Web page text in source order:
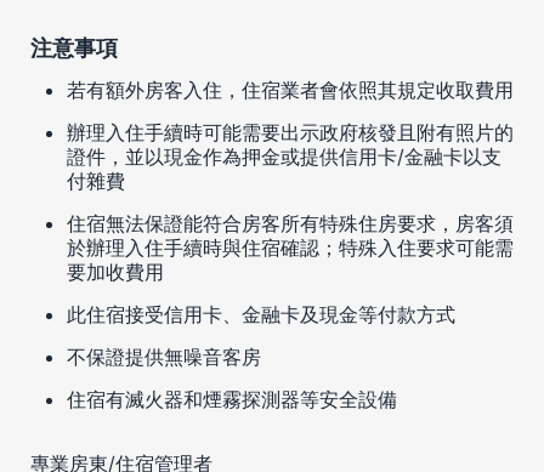
注意事項
若有額外房客入住，住宿業者會依照其規定收取費用
辦理入住手續時可能需要出示政府核發且附有照片的
證件，並以現金作為押金或提供信用卡/金融卡以支
付雜費
住宿無法保證能符合房客所有特殊住房要求，房客須
於辦理入住手續時與住宿確認；特殊入住要求可能需
要加收費用
此住宿接受信用卡、金融卡及現金等付款方式
不保證提供無噪音客房
住宿有滅火器和煙霧探測器等安全設備
專業房東/住宿管理者